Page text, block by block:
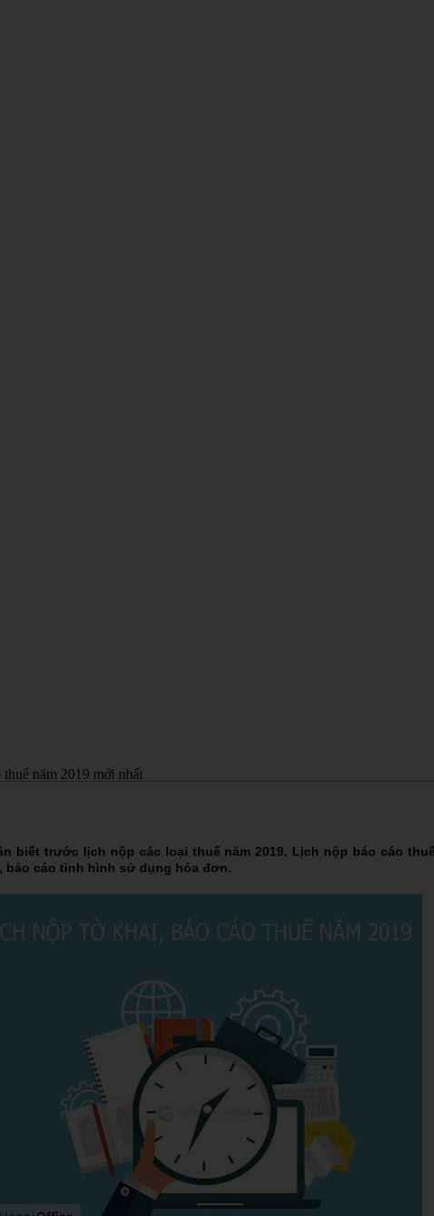
năm 2019 mới nhất
biết trước lịch nộp các loại thuế năm 2019. Lịch nộp báo cáo
báo cáo tình hình sử dụng hóa đơn.